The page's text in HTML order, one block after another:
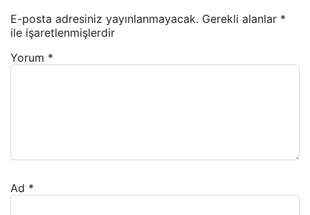
E-posta adresiniz yayınlanmayacak. Gerekli alanlar *
ile işaretlenmişlerdir
Yorum *
Ad *